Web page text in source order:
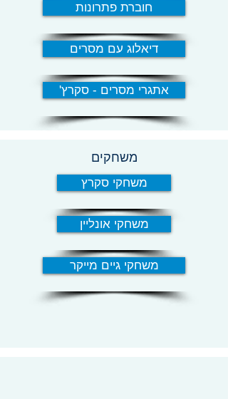
חוברת פתרונות
דיאלוג עם מסרים
'אתגרי מסרים - סקרץ
משחקים
משחקי סקרץ
משחקי אונליין
משחקי גיים מייקר